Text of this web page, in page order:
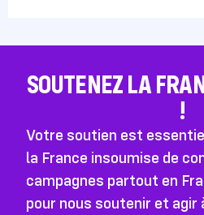
SOUTENEZ LA
!
Votre soutien est
la France insoumise de
campagnes partout en
pour nous soutenir et agir